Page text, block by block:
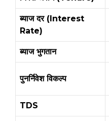
ब्याज दर (Interest
Rate)
ब्याज भुगतान
पुनर्निवेश विकल्प
TDS